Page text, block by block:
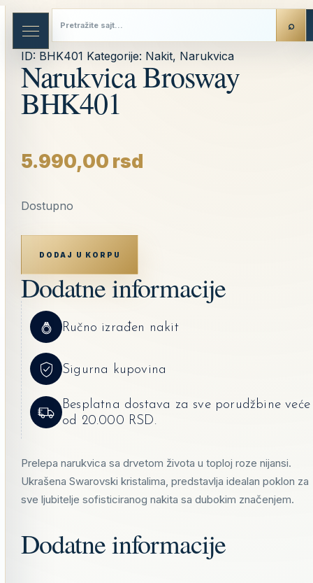
Skip
content
ID: BHK401 Kategorije: Nakit, Narukvica
Narukvica Brosway
BHK401
5.990,00 rsd
Dostupno
BHK401
DODAJ U KORPU
Dodatne informacije
Ručno izrađen nakit
Sigurna kupovina
Besplatna dostava za sve porudžbine veće
od 20.000 RSD.
Prelepa narukvica sa drvetom života u toploj roze nijansi.
Ukrašena Swarovski kristalima, predstavlja idealan poklon za
sve ljubitelje sofisticiranog nakita sa dubokim značenjem.
Dodatne informacije